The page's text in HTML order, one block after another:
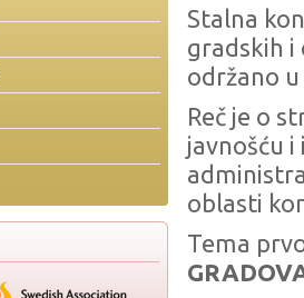
Stalna
gradskih i
održano
Reč je o
javnošću
oblasti
Tema